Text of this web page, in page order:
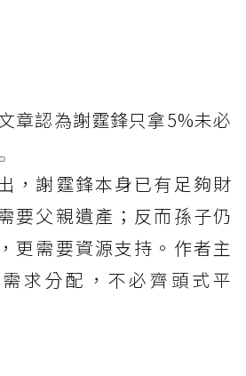
章認為謝霆鋒只拿5%未必
，謝霆鋒本身已有足夠財
要父親遺產；反而孫子仍
更需要資源支持。作者主
求分配，不必齊頭式平